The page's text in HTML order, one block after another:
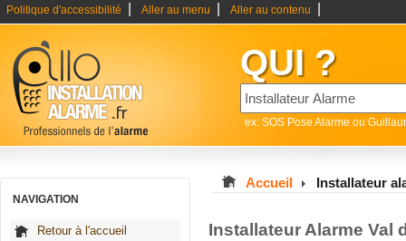
Politique d'accessibilité Aller au menu Aller au contenu
QUI ?
ex: SOS Pose Alarme ou
NAVIGATION
Retour à l'accueil
Accueil Installateur
Installateur Alarme Val